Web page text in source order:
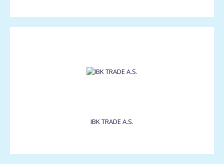
IBK TRADE A.S.